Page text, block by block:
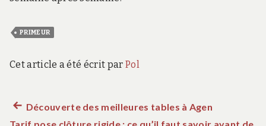
PRIMEUR
Cet article a été écrit par Pol
Navigation
Article
précédent :
Découverte des meilleures tables à Agen
Tarif pose clôture rigide : ce qu’il faut savoir avant de